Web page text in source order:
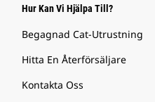
Hur Kan Vi Hjälpa Till?
Begagnad Cat-Utrustning
Hitta En Återförsäljare
Kontakta Oss